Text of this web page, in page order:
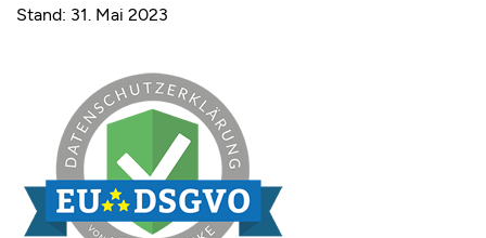
Skin Cancer
Publications
News
Stand: 31. Mai 2023